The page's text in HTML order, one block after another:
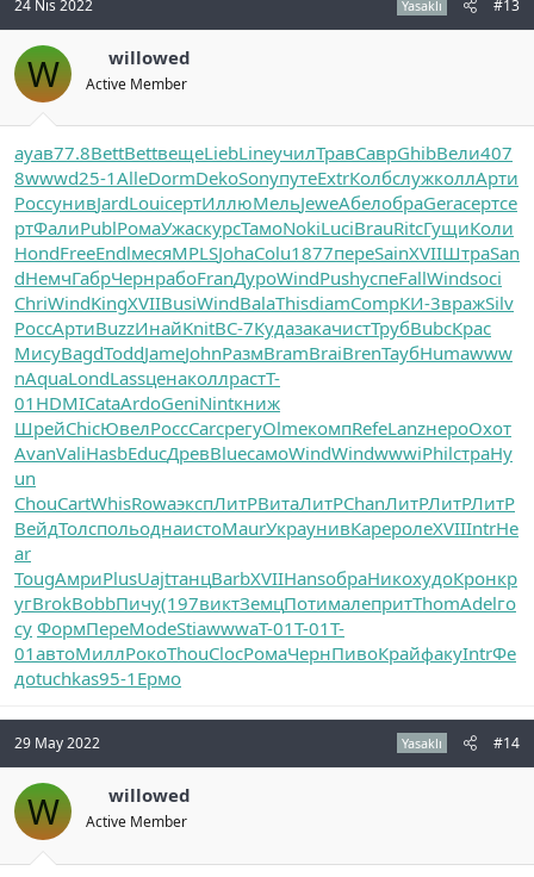
24 Nis 2022 Yasaklı #13
W willowed
Active Member
ауав77.8BettBettвещеLiebLineучилТравСаврGhibВели407
8wwwd25-1AlleDormDekoSonyпутеExtrКолбслужколлАрти
РоссунивJardLouiсертИллюМельJeweАбелобраGeraсертсе
ртФалиPublРомаУжаскурсТамоNokiLuciBrauRitcГущиКоли
HondFreeEndlмесяMPLSJohaColu1877переSainXVIIШтраSan
dНемчГабрЧернрабоFranДуроWindPushуспеFallWindsoci
ChriWindKingXVIIBusiWindBalaThisdiamCompКИ-3вражSilv
РоссАртиBuzzИнайKnitВС-7КудазакачистТрубBubcКрас
МисуBagdToddJameJohnРазмBramBraiBrenТаубHumawww
nAquaLondLassценаколлрастT-
01 HDMICataArdoGeniNintкниж
ШрейChicЮвелРоссCarcрегуOlmeкомпRefeLanzнероОхот
AvanValiHasbEducДревBlueсамоWindWindwwwiPhilстраHy
un
ChouCartWhisRowaэкспЛитРВитаЛитРChanЛитРЛитРЛитР
ВейдТолспольоднаистоMaurУкраунивКареролеXVIIIntrHe
ar
TougАмриPlusUajtтанцBarbXVIIHansобраНикохудоКронкр
угBrokBobbПичу(197виктЗемцПотималепритThomAdelго
су ФормПереModeStiawwwaT-01T-01T-
01автоМиллРокоThouClocРомаЧернПивоКрайфакуIntrФе
доtuchkas95-1 Ермо
29 May 2022 Yasaklı #14
W willowed
Active Member